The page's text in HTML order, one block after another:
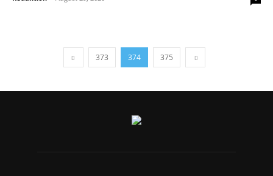
373 374 375